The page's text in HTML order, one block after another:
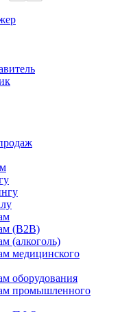
(B2B)
(алкоголь)
медицинского
оборудования
промышленного